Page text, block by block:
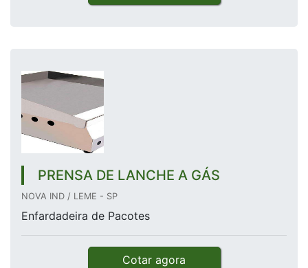
PRENSA DE LANCHE A GÁS
NOVA IND / LEME - SP
Enfardadeira de Pacotes
Cotar agora